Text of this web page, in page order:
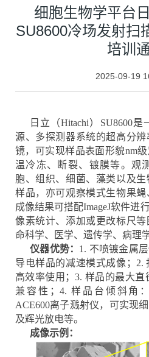
细胞生物学平台
SU8600冷场发射扫
培训
2025-09-19
日立（Hitachi）SU8600
源、多探测器系统的超高分
镜，可实现样品表面形貌nm
温冷冻、断裂、镀膜等。观
胞、组织、细菌、藻类以及
样品，亦可观察模式生物果蝇
成像结果可搭配ImageJ软件进
像素统计、添加或更改标尺
命科学、医学、遗传学、病理
仪器优势： 1. 不喷镀金属
导电样品的减速模式成像；2.
高效率使用；3. 样品的最大直
兼容性；4. 样品台倾斜角：
ACE600离子溅射仪，可实现
及辉光放电等。
成像示例：